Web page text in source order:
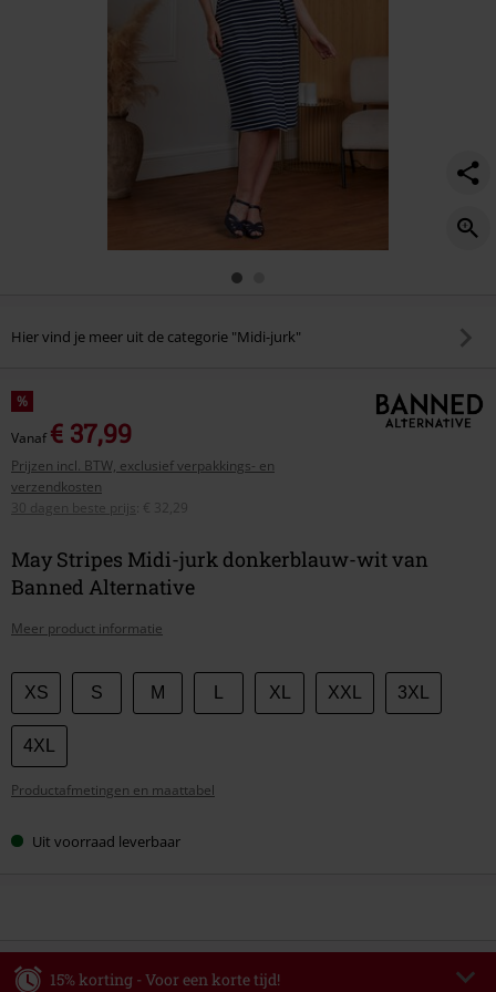
Hier vind je meer uit de categorie "Midi-jurk"
%
Vanaf€ 37,99
Prijzen incl. BTW, exclusief verpakkings- en
verzendkosten
30 dagen beste prijs
€ 32,29
May Stripes Midi-jurk donkerblauw-wit van
Banned Alternative
Meer product informatie
Kies
je
maat
XS S M XL XXL 3XL
4XL
Productafmetingen en maattabel
Uit voorraad leverbaar
15% korting - Voor een korte tijd!